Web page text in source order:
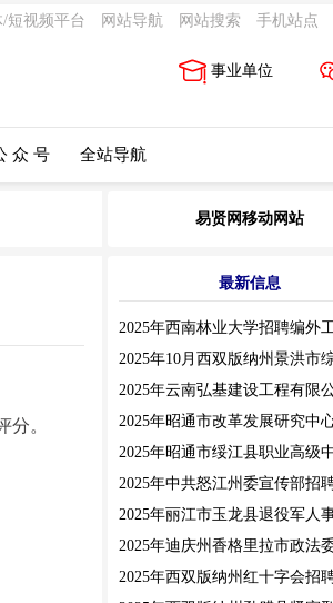
/短视频平台 网站导航 网站搜索 手机站点
事业单位
众 号 全站导航
。
易贤网移动网站
最新信息